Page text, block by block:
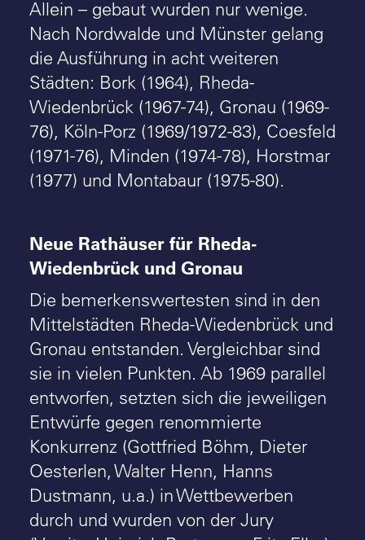
Allein – gebaut wurden nur wenige.
Nach Nordwalde und Münster gelang
die Ausführung in acht weiteren
Städten: Bork (1964), Rheda-
Wiedenbrück (1967-74), Gronau (1969-
76), Köln-Porz (1969/1972-83), Coesfeld
(1971-76), Minden (1974-78), Horstmar
(1977) und Montabaur (1975-80).
Neue Rathäuser für Rheda-
Wiedenbrück und Gronau
Die bemerkenswertesten sind in den
Mittelstädten Rheda-Wiedenbrück und
Gronau entstanden. Vergleichbar sind
sie in vielen Punkten. Ab 1969 parallel
entworfen, setzten sich die jeweiligen
Entwürfe gegen renommierte
Konkurrenz (Gottfried Böhm, Dieter
Oesterlen, Walter Henn, Hanns
Dustmann, u.a.) in Wettbewerben
durch und wurden von der Jury